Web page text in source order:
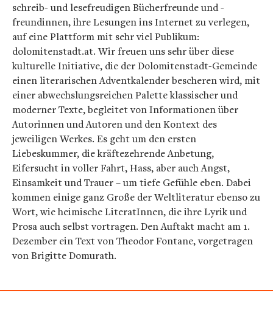
schreib- und lesefreudigen Bücherfreunde und -
freundinnen, ihre Lesungen ins Internet zu verlegen,
auf eine Plattform mit sehr viel Publikum:
dolomitenstadt.at. Wir freuen uns sehr über diese
kulturelle Initiative, die der Dolomitenstadt-Gemeinde
einen literarischen Adventkalender bescheren wird, mit
einer abwechslungsreichen Palette klassischer und
moderner Texte, begleitet von Informationen über
Autorinnen und Autoren und den Kontext des
jeweiligen Werkes. Es geht um den ersten
Liebeskummer, die kräftezehrende Anbetung,
Eifersucht in voller Fahrt, Hass, aber auch Angst,
Einsamkeit und Trauer – um tiefe Gefühle eben. Dabei
kommen einige ganz Große der Weltliteratur ebenso zu
Wort, wie heimische LiteratInnen, die ihre Lyrik und
Prosa auch selbst vortragen. Den Auftakt macht am 1.
Dezember ein Text von Theodor Fontane, vorgetragen
von Brigitte Domurath.